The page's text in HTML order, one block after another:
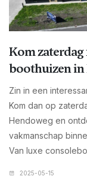
Kom zaterdag
boothuizen
Zin in een
Kom dan op
Hendoweg en
vakmanschap
Van luxe
2025-05-15